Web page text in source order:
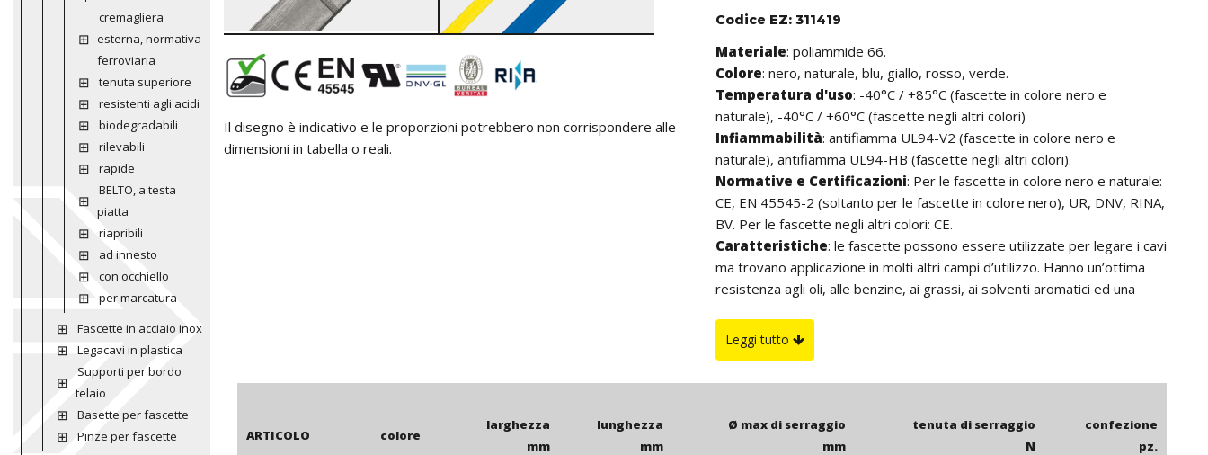
cremagliera
esterna, normativa
ferroviaria
tenuta superiore
resistenti agli acidi
biodegradabili
rilevabili
rapide
BELTO, a testa
piatta
riapribili
ad innesto
con occhiello
per marcatura
Fascette in acciaio inox
Legacavi in plastica
Supporti per bordo
telaio
Basette per fascette
Pinze per fascette
Il disegno è indicativo e le proporzioni potrebbero non corrispondere alle
dimensioni in tabella o reali.
Codice EZ: 311419
Materiale:poliammide 66.
Colore: nero, naturale, blu, giallo, rosso, verde.
Temperatura d'uso: -40°C / +85°C (fascette in colore nero e
naturale), -40°C / +60°C (fascette negli altri colori)
Infiammabilità:antifiamma UL94-V2 (fascette in colore nero e
naturale), antifiamma UL94-HB (fascette negli altri colori).
Normative e Certificazioni: Per le fascette in colore nero e naturale:
CE, EN 45545-2 (soltanto per le fascette in colore nero), UR, DNV, RINA,
BV. Per le fascette negli altri colori: CE.
Caratteristiche: le fascette possono essere utilizzate per legare i cavi
ma trovano applicazione in molti altri campi d’utilizzo. Hanno un’ottima
resistenza agli oli, alle benzine, ai grassi, ai solventi aromatici ed una
all’aperto si consigliano le fascette in colore nero che, grazie agli additivi
di carbon black, hanno una resistenza ai raggi UV superiore. La lunghezza
Leggi tutto
ARTICOLO colore
larghezza
mm
lunghezza
mm
Ø max di serraggio
mm
tenuta di serraggio
N
confezione
pz.